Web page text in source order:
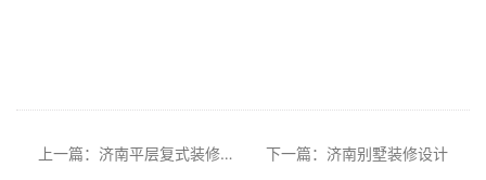
上一篇：济南平层复式装修设计施工 下一篇：济南别墅装修设计